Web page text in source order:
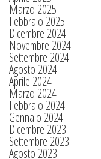
Marzo 2025
Febbraio 2025
Dicembre 2024
Novembre 2024
Settembre 2024
Agosto 2024
Aprile 2024
Marzo 2024
Febbraio 2024
Gennaio 2024
Dicembre 2023
Settembre 2023
Agosto 2023